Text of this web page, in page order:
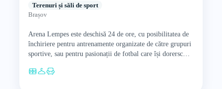
Terenuri și săli de sport
Brașov
Arena Lempes este deschisă 24 de ore, cu posibilitatea de
închiriere pentru antrenamente organizate de către grupuri
sportive, sau pentru pasionații de fotbal care își dorersc…